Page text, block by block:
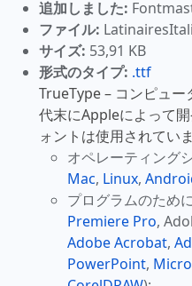
追加しました:
ファイル:
サイズ: 53,91 KB
形式のタイプ: .ttf
TrueType – コンピュ
代末にAppleによって
ォントは使用されてい
オペレーティング
Mac, Linux,
プログラムのため
Premiere Pro,
Adobe Acrobat,
PowerPoint,